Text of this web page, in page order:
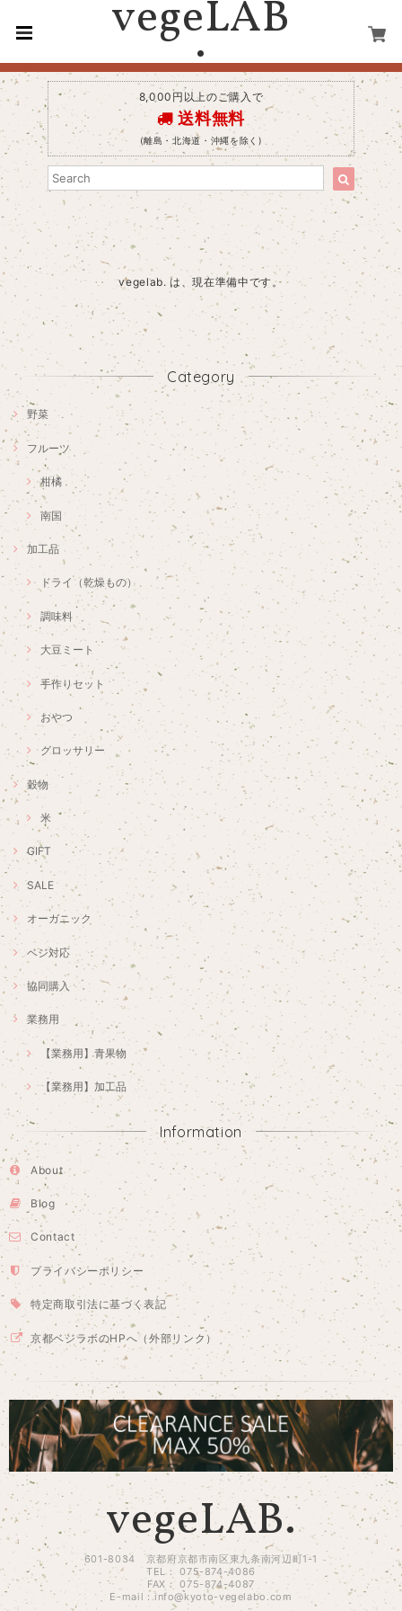
vegeLAB
.
8,000円以上のご購入で
送料無料
(離島・北海道・沖縄を除く)
vegelab. は、現在準備中です。
Category
野菜
フルーツ
柑橘
南国
加工品
ドライ（乾燥もの）
調味料
大豆ミート
手作りセット
おやつ
グロッサリー
穀物
米
GIFT
SALE
オーガニック
ベジ対応
協同購入
業務用
【業務用】青果物
【業務用】加工品
Information
About
Blog
Contact
プライバシーポリシー
特定商取引法に基づく表記
京都ベジラボのHPへ（外部リンク）
vegeLAB.
601-8034 京都府京都市南区東九条南河辺町1-1
TEL： 075-874-4086
FAX： 075-874-4087
E-mail：info@kyoto-vegelabo.com